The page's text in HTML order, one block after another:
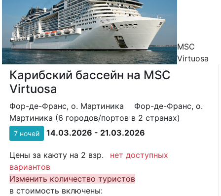
MSC
Virtuosa
Карибский бассейн на MSC
Virtuosa
Фор-де-Франс, о. Мартиника
Фор-де-Франс, о.
Мартиника (6 городов/портов в 2 странах)
7 ночей 14.03.2026 - 21.03.2026
Цены за каюту на 2 взр.
нет доступных
вариантов
Изменить количество туристов
в стоимость включены: